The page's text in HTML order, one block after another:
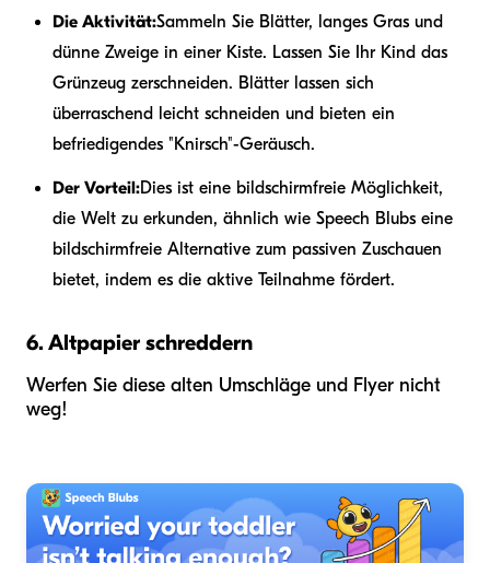
Die Aktivität:Sammeln Sie Blätter, langes Gras und
dünne Zweige in einer Kiste. Lassen Sie Ihr Kind das
Grünzeug zerschneiden. Blätter lassen sich
überraschend leicht schneiden und bieten ein
befriedigendes "Knirsch"-Geräusch.
Der Vorteil:Dies ist eine bildschirmfreie Möglichkeit,
die Welt zu erkunden, ähnlich wie Speech Blubs eine
bildschirmfreie Alternative zum passiven Zuschauen
bietet, indem es die aktive Teilnahme fördert.
6. Altpapier schreddern
Werfen Sie diese alten Umschläge und Flyer nicht
weg!